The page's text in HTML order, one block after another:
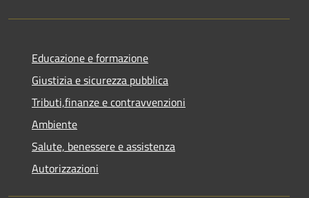
Educazione e formazione
Giustizia e sicurezza pubblica
Tributi,finanze e contravvenzioni
Ambiente
Salute, benessere e assistenza
Autorizzazioni